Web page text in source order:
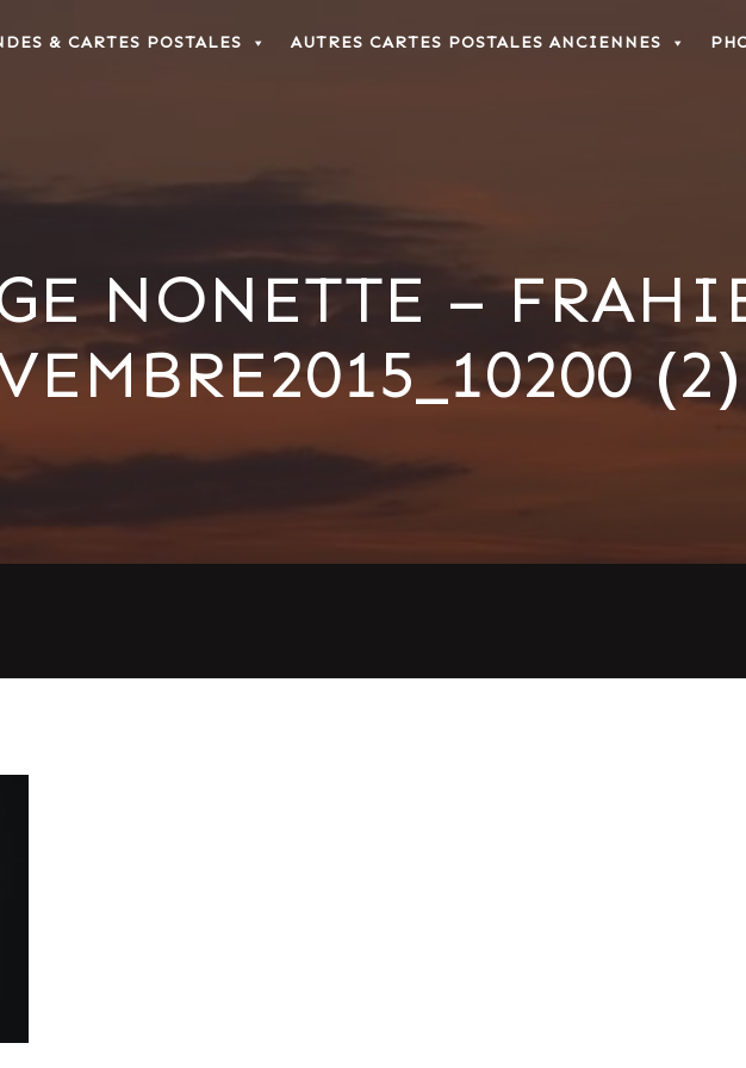
& CARTES POSTALES AUTRES CARTES POSTALES ANCIENNES
NONETTE –
(2)